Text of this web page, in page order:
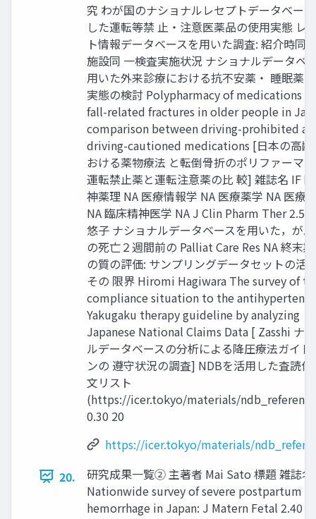
究 わが国のナショナルレセプトデータベー
した運転等禁 止・注意医薬品の使用実態 レ
ト情報データベースを用いた調査: 紹介時同
施設同 一検査実施状況 ナショナルデータベ
用いた外来診療における抗不安薬・ 睡眠薬
実態の検討 Polypharmacy of medications
fall-related fractures in older people in
comparison between driving-prohibited
driving-cautioned medications [日本の高齢
おける薬物療法 と転倒骨折のポリファーマ
運転禁止薬と運転注意薬の比 較] 雑誌名 IF
神薬理 NA 医療情報学 NA 医療薬学 NA 医療
NA 臨床精神医学 NA J Clin Pharm Ther 2.51
悠子 ナショナルデータベースを用いた，が
の死亡２週間前の Palliat Care Res NA 終末
の質の評価: サンプリングデータセットの活
その 限界 Hiromi Hagiwara The survey of
compliance situation to the
Yakugaku therapy guideline by analyzing
Japanese National Claims Data [ Zasshi ナ
ルデータベースの分析による降圧療法ガイド
ンの 遵守状況の調査] NDBを活用した査読付
文リスト
(https://icer.tokyo/materials/
0.30 20
https://icer.tokyo/materials/
20.
研究成果一覧② 主著者 Mai Sato 標題 雑誌名
Nationwide survey of severe postpartum
hemorrhage in Japan: J Matern Fetal 2.40